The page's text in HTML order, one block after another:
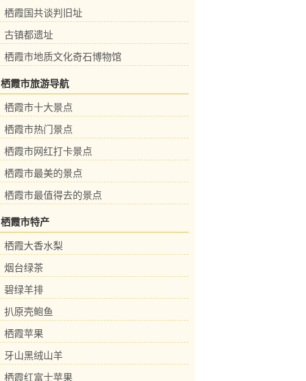
栖霞国共谈判旧址
古镇都遗址
栖霞市地质文化奇石博物馆
栖霞市旅游导航
栖霞市十大景点
栖霞市热门景点
栖霞市网红打卡景点
栖霞市最美的景点
栖霞市最值得去的景点
栖霞市特产
栖霞大香水梨
烟台绿茶
碧绿羊排
扒原壳鲍鱼
栖霞苹果
牙山黑绒山羊
栖霞红富士苹果